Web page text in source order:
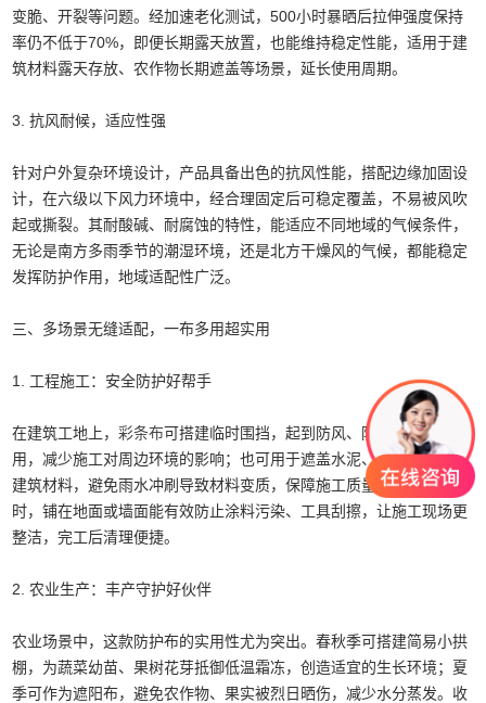
变脆、开裂等问题。经加速老化测试，500小时暴晒后拉伸强度保持
率仍不低于70%，即便长期露天放置，也能维持稳定性能，适用于建
筑材料露天存放、农作物长期遮盖等场景，延长使用周期。
3. 抗风耐候，适应性强
针对户外复杂环境设计，产品具备出色的抗风性能，搭配边缘加固设
计，在六级以下风力环境中，经合理固定后可稳定覆盖，不易被风吹
起或撕裂。其耐酸碱、耐腐蚀的特性，能适应不同地域的气候条件，
无论是南方多雨季节的潮湿环境，还是北方干燥风的气候，都能稳定
发挥防护作用，地域适配性广泛。
三、多场景无缝适配，一布多用超实用
1. 工程施工：安全防护好帮手
在建筑工地上，彩条布可搭建临时围挡，起到防风、防尘、警示的作
用，减少施工对周边环境的影响；也可用于遮盖水泥、钢筋、木材等
建筑材料，避免雨水冲刷导致材料变质，保障施工质量。室内装修
时，铺在地面或墙面能有效防止涂料污染、工具刮擦，让施工现场更
整洁，完工后清理便捷。
2. 农业生产：丰产守护好伙伴
农业场景中，这款防护布的实用性尤为突出。春秋季可搭建简易小拱
棚，为蔬菜幼苗、果树花芽抵御低温霜冻，创造适宜的生长环境；夏
季可作为遮阳布，避免农作物、果实被烈日晒伤，减少水分蒸发。收